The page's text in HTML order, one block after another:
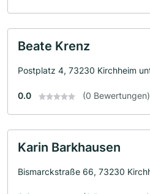
Beate Krenz
Postplatz 4, 73230 Kirchheim
0.0 (0 Bewertungen)
Karin Barkhausen
Bismarckstraße 66, 73230